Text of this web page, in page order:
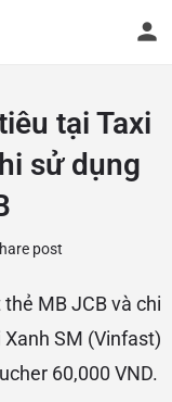
tại Taxi
sử dụng
post
MB JCB và chi
SM (Vinfast)
60,000 VND.